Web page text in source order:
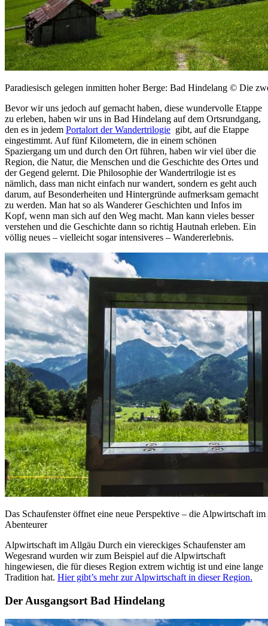
Paradiesisch gelegen inmitten hoher Berge: Bad Hindelang © Die
Bevor wir uns jedoch auf gemacht haben, diese wundervolle Etappe
zu erleben, haben wir uns in Bad Hindelang auf dem Ortsrundgang,
den es in jedem Portalort der Wandertrilogie gibt, auf die Etappe
eingestimmt. Auf fünf Kilometern, die in einem schönen
Spaziergang um und durch den Ort führen, haben wir viel über die
Region, die Natur, die Menschen und die Geschichte des Ortes und
der Gegend gelernt. Die Philosophie der Wandertrilogie ist es
nämlich, dass man nicht einfach nur wandert, sondern es geht auch
darum, auf Besonderheiten und Hintergründe aufmerksam gemacht
zu werden. Man hat so als Wanderer Geschichten und Infos im
Kopf, wenn man sich auf den Weg macht. Man kann vieles besser
verstehen und die Geschichte dann so richtig Hautnah erleben. Ein
völlig neues – vielleicht sogar intensiveres – Wandererlebnis.
Das Schaufenster öffnet eine neue Perspektive – die Alpwirtschaft
Abenteurer
Alpwirtschaft im Allgäu Durch ein viereckiges Schaufenster am
Wegesrand wurden wir zum Beispiel auf die Alpwirtschaft
hingewiesen, die für dieses Region extrem wichtig ist und eine lange
Tradition hat. Hier gibt’s mehr zur Alpwirtschaft in dieser Region.
Der Ausgangsort Bad Hindelang